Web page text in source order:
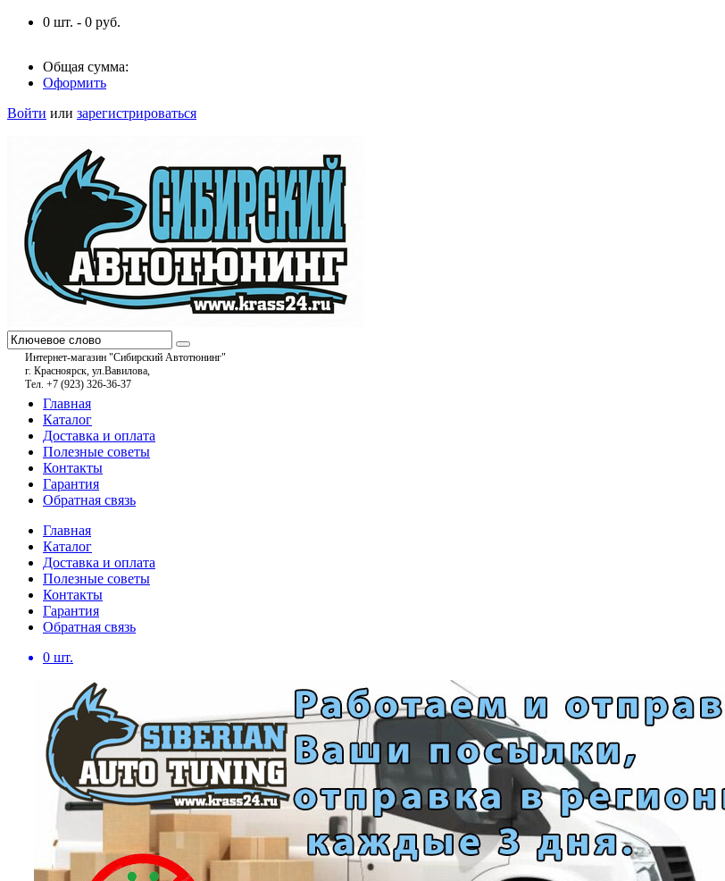
0 шт. - 0 руб.
Общая сумма:
Оформить
Войти или зарегистрироваться
Интернет-магазин "Сибирский Автотюнинг"
г. Красноярск, ул.Вавилова,
Тел. +7 (923) 326-36-37
Главная
Каталог
Доставка и оплата
Полезные советы
Контакты
Гарантия
Обратная связь
Главная
Каталог
Доставка и оплата
Полезные советы
Контакты
Гарантия
Обратная связь
0 шт.